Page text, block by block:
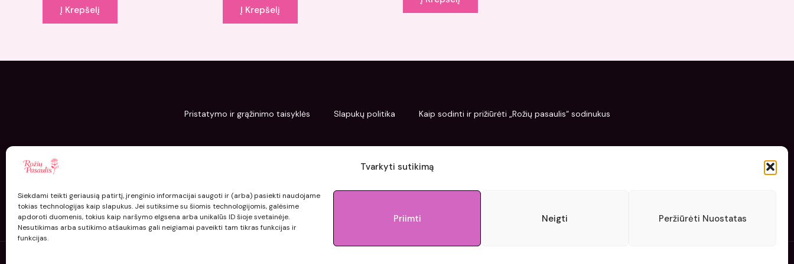
Tvarkyti sutikimą
Siekdami teikti geriausią patirtį, įrenginio informacijai saugoti ir (arba) pasiekti naudojame
tokias technologijas kaip slapukus. Jei sutiksime su šiomis technologijomis, galėsime
apdoroti duomenis, tokius kaip naršymo elgsena arba unikalūs ID šioje svetainėje.
Nesutikimas arba sutikimo atšaukimas gali neigiamai paveikti tam tikras funkcijas ir
funkcijas.
Priimti Neigti Peržiūrėti Nuostatas
Į Krepšelį Į Krepšelį
Pristatymo ir grąžinimo taisyklės Slapukų politika Kaip sodinti ir prižiūrėti „Rožių pasaulis“ sodinukus